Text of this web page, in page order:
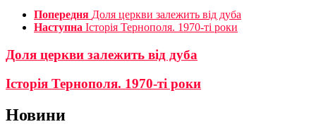
Попередня Доля церкви залежить від дуба
Наступна Історія Тернополя. 1970-ті роки
Доля церкви залежить від дуба
Історія Тернополя. 1970-ті роки
Новини